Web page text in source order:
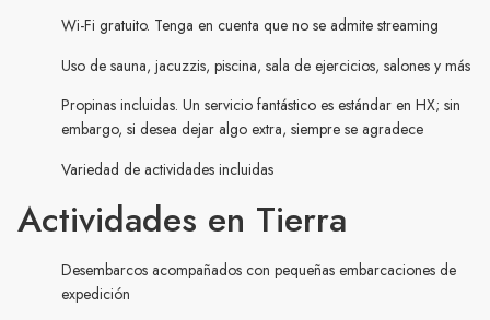
Wi-Fi gratuito. Tenga en cuenta que no se admite streaming
Uso de sauna, jacuzzis, piscina, sala de ejercicios, salones y más
Propinas incluidas. Un servicio fantástico es estándar en HX; sin
embargo, si desea dejar algo extra, siempre se agradece
Variedad de actividades incluidas
Actividades en Tierra
Desembarcos acompañados con pequeñas embarcaciones de
expedición